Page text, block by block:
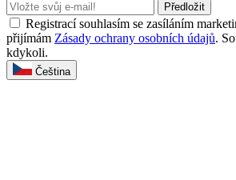
Předložit
Registrací souhlasím se zasíláním
přijímám Zásady ochrany osobních údajů.
kdykoli.
Čeština